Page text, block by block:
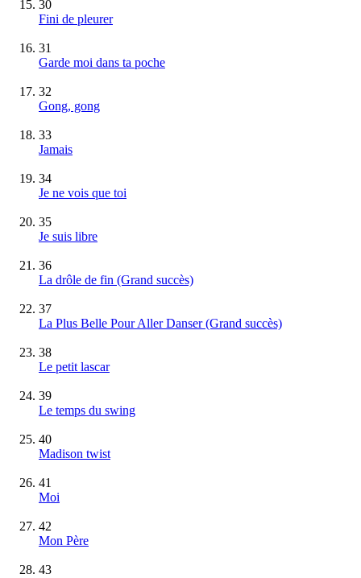
30
Fini de pleurer
31
Garde moi dans ta poche
32
Gong, gong
33
Jamais
34
Je ne vois que toi
35
Je suis libre
36
La drôle de fin (Grand succès)
37
La Plus Belle Pour Aller Danser(Grand succès)
38
Le petit lascar
39
Le temps du swing
40
Madison twist
41
Moi
42
Mon Père
43